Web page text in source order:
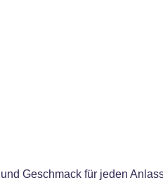
Geschmack für jeden